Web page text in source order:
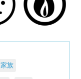
家族